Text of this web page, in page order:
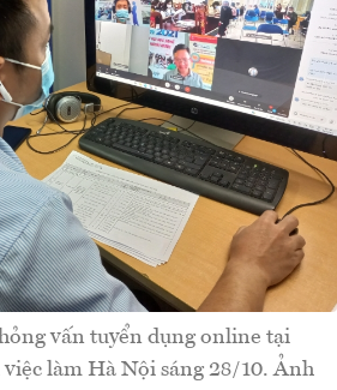
vấn tuyển dụng online tại
làm Hà Nội sáng 28/10. Ảnh